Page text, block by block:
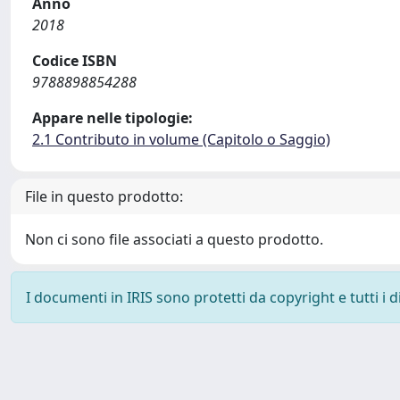
2018
Codice ISBN
9788898854288
Appare nelle tipologie:
2.1 Contributo in volume (Capitolo o Saggio)
File in questo prodotto:
Non ci sono file associati a questo prodotto.
I documenti in IRIS sono protetti da copyright e tutti i